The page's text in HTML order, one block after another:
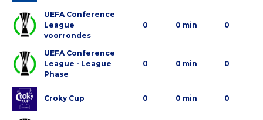
UEFA Conference
League
voorrondes
0 0 min 0
UEFA Conference
League - League
Phase
0 0 min 0
Croky Cup 0 0 min 0